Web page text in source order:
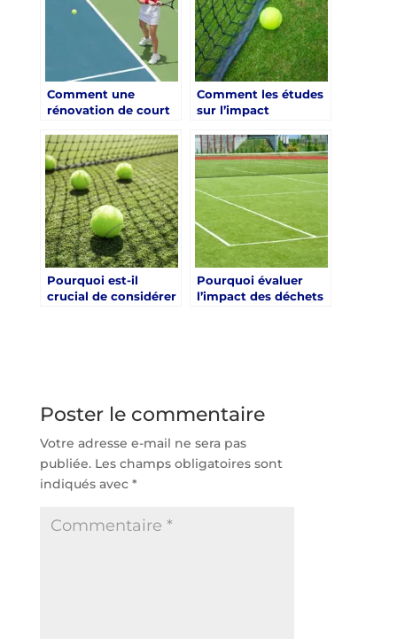
locale ?
tennis en gazon
synthétique à Paris ?
Comment une
rénovation de court
synthétique à Paris
peut-elle améliorer la
satisfaction des
membres d’un club ?
Comment les études
sur l’impact
peuvent-elles
influencer la gestion
des ressources lors
de la rénovation d’un
terrain de tennis en
gazon synthétique ?
Pourquoi est-il
crucial de considérer
Pourquoi évaluer
l’impact des déchets
Poster le commentaire
Votre adresse e-mail ne sera pas
publiée. Les champs obligatoires sont
indiqués avec *